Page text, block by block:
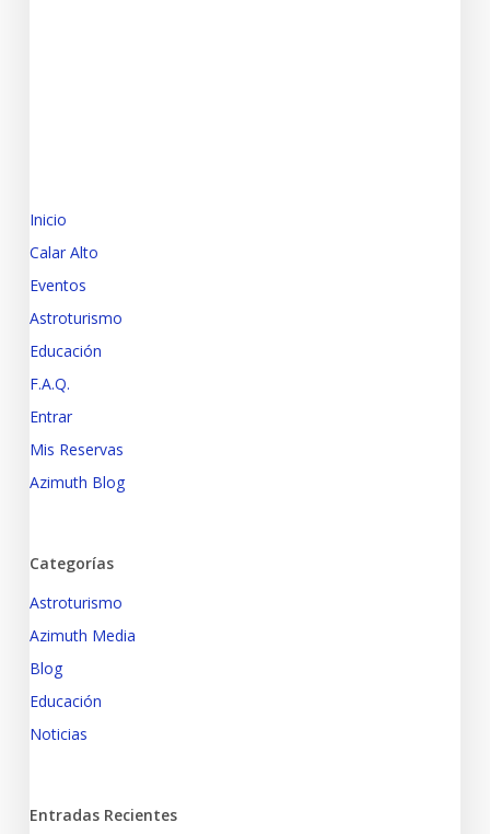
Inicio
Calar Alto
Eventos
Astroturismo
Educación
F.A.Q.
Entrar
Mis Reservas
Azimuth Blog
Categorías
Astroturismo
Azimuth Media
Blog
Educación
Noticias
Entradas Recientes